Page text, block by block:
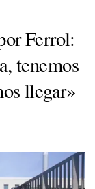
Ferrol:
tenemos
llegar»